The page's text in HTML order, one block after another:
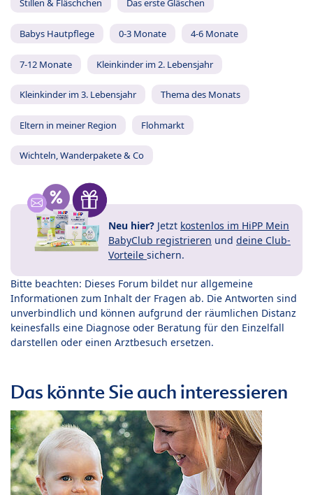
Stillen & Fläschchen Das erste Gläschen
Babys Hautpflege 0-3 Monate 4-6 Monate
7-12 Monate Kleinkinder im 2. Lebensjahr
Kleinkinder im 3. Lebensjahr Thema des Monats
Eltern in meiner Region Flohmarkt
Wichteln, Wanderpakete & Co
Neu hier? Jetzt kostenlos im HiPP Mein
BabyClub registrieren und deine Club-
Vorteile sichern.
Bitte beachten: Dieses Forum bildet nur allgemeine
Informationen zum Inhalt der Fragen ab. Die Antworten sind
unverbindlich und können aufgrund der räumlichen Distanz
keinesfalls eine Diagnose oder Beratung für den Einzelfall
darstellen oder einen Arztbesuch ersetzen.
Das könnte Sie auch interessieren